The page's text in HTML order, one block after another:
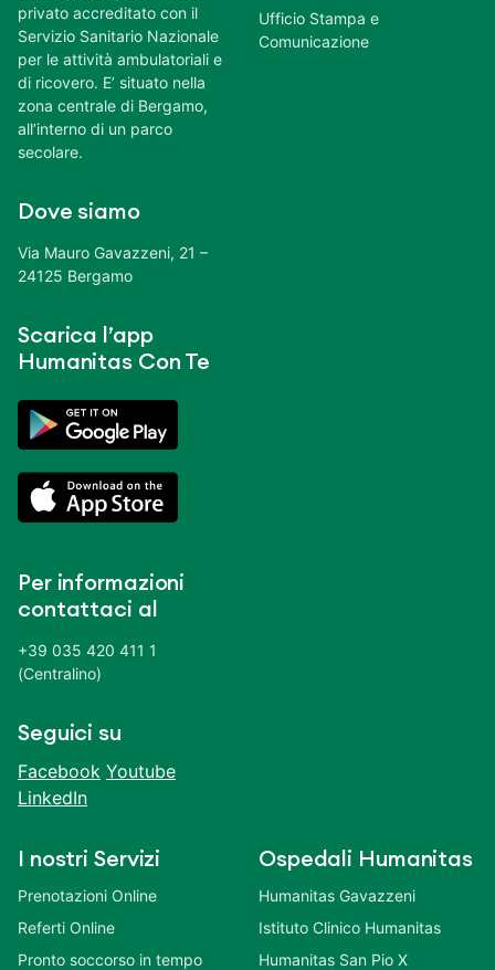
privato accreditato con il
Servizio Sanitario Nazionale
per le attività ambulatoriali e
di ricovero. E’ situato nella
zona centrale di Bergamo,
all’interno di un parco
secolare.
Dove siamo
Via Mauro Gavazzeni, 21 –
24125 Bergamo
Scarica l’app
Humanitas Con Te
Per informazioni
contattaci al
+39 035 420 411 1
(Centralino)
Seguici su
Facebook Youtube
LinkedIn
Ufficio Stampa e
Comunicazione
I nostri Servizi
Prenotazioni Online
Referti Online
Pronto soccorso in tempo
Ospedali Humanitas
Humanitas Gavazzeni
Istituto Clinico Humanitas
Humanitas San Pio X